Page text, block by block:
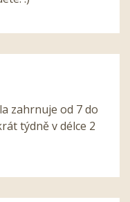
zahrnuje od 7 do
týdně v délce 2